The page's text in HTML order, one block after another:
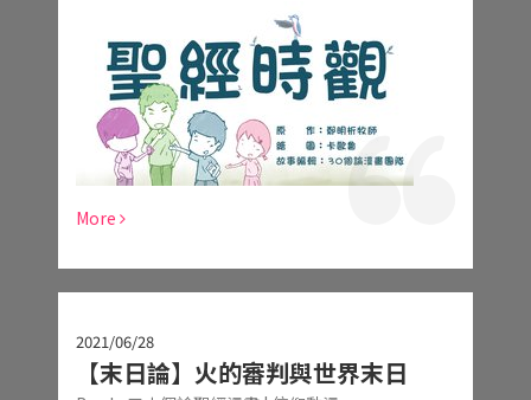
More
2021/06/28
【末日論】火的審判與世界末日